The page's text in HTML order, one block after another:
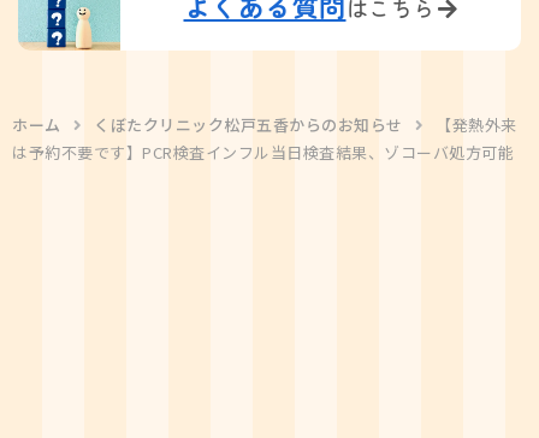
はこちら
ホーム くぼたクリニック松戸五香からのお知らせ
【発熱外来
は予約不要です】PCR検査インフル当日検査結果、ゾコーバ処方可能